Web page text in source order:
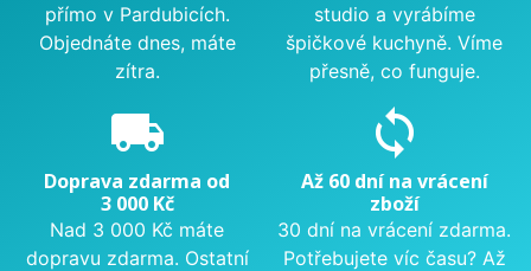
přímo v Pardubicích.
Objednáte dnes, máte
zítra.
studio a vyrábíme
špičkové kuchyně. Víme
přesně, co funguje.
local_shipping
Doprava zdarma od
3 000 Kč
Nad 3 000 Kč máte
dopravu zdarma. Ostatní
sync
Až 60 dní na vrácení
zboží
30 dní na vrácení zdarma.
Potřebujete víc času? Až